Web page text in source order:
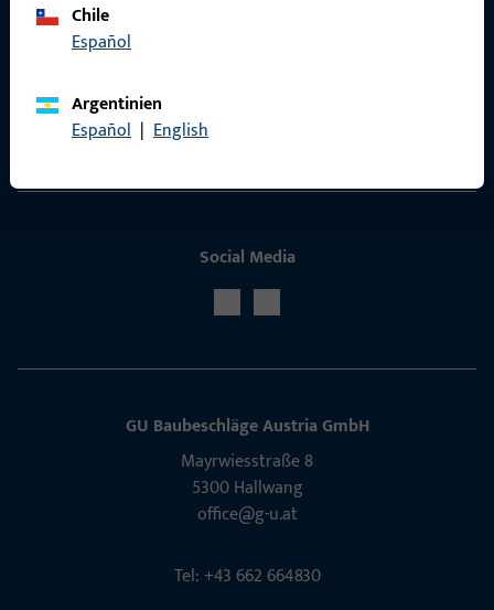
Chile
Español
Argentinien
Español | English
Social Media
GU Baubeschläge Aus­tria GmbH
Mayrwies­straße 8
5300 Hall­wang
office@g-u.at
Tel: +43 662 664830